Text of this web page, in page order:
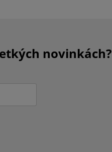
novinkách?